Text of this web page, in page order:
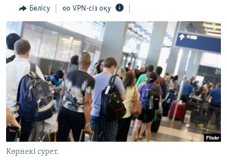
Navigation
Skip
to
Search
АДАМ ҚҰҚЫҚТАРЫ
ӘЛЕУМЕТ
ӘЛЕМ
АРНАЙЫ ЖОБАЛАР
Русский
ЖАЗЫЛЫҢЫЗ
Бөлісу VPN-сіз оқу
Көрнекі сурет.